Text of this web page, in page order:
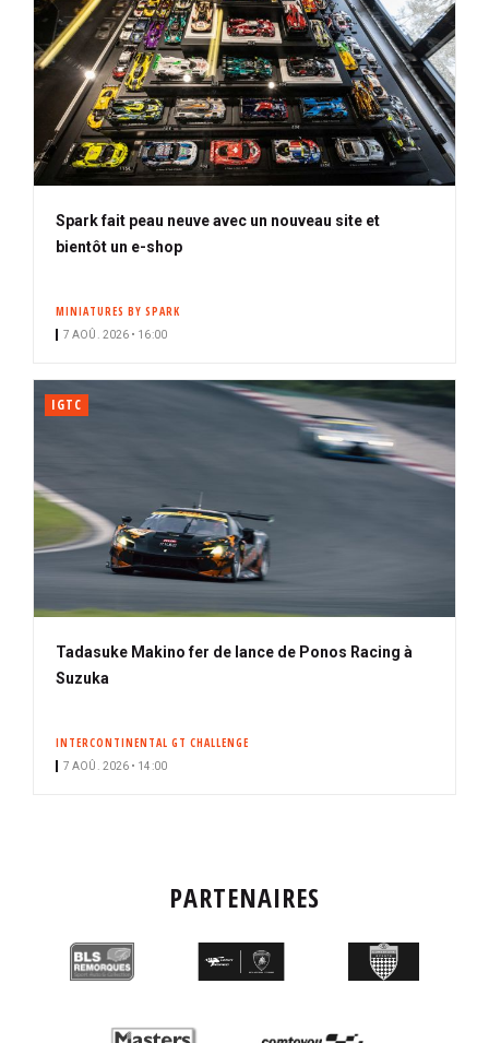
Spark fait peau neuve avec un nouveau site et
bientôt un e-shop
MINIATURES BY SPARK
7 AOÛ. 2026 • 16:00
IGTC
Tadasuke Makino fer de lance de Ponos Racing à
Suzuka
INTERCONTINENTAL GT CHALLENGE
7 AOÛ. 2026 • 14:00
PARTENAIRES